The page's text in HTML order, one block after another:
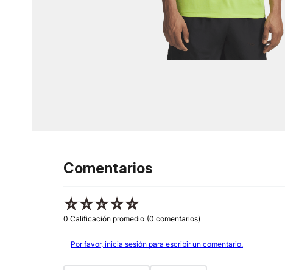
Comentarios
☆☆☆☆☆
0 Calificación promedio (0 comentarios)
Por favor, inicia sesión para escribir un comentario.